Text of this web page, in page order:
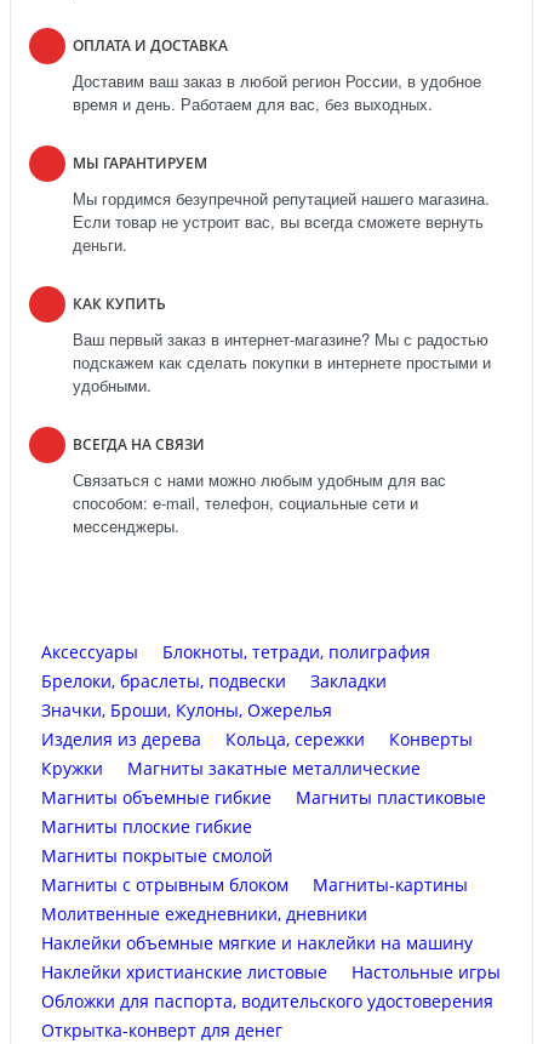
ОПЛАТА И ДОСТАВКА
Доставим ваш заказ в любой регион России, в удобное
время и день. Работаем для вас, без выходных.
МЫ ГАРАНТИРУЕМ
Мы гордимся безупречной репутацией нашего магазина.
Если товар не устроит вас, вы всегда сможете вернуть
деньги.
КАК КУПИТЬ
Ваш первый заказ в интернет-магазине? Мы с радостью
подскажем как сделать покупки в интернете простыми и
удобными.
ВСЕГДА НА СВЯЗИ
Связаться с нами можно любым удобным для вас
способом: e-mail, телефон, социальные сети и
мессенджеры.
Аксессуары
Блокноты, тетради, полиграфия
Брелоки, браслеты, подвески
Закладки
Значки, Броши, Кулоны, Ожерелья
Изделия из дерева
Кольца, сережки
Конверты
Кружки
Магниты закатные металлические
Магниты объемные гибкие
Магниты пластиковые
Магниты плоские гибкие
Магниты покрытые смолой
Магниты с отрывным блоком
Магниты-картины
Молитвенные ежедневники, дневники
Наклейки объемные мягкие и наклейки на машину
Наклейки христианские листовые
Настольные игры
Обложки для паспорта, водительского удостоверения
Открытка-конверт для денег